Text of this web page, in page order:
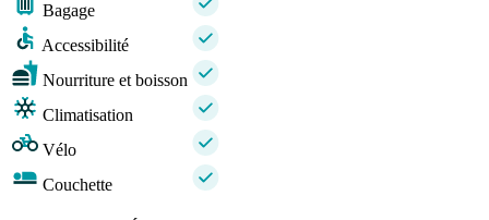
Bagage
Accessibilité
Nourriture et boisson
Climatisation
Vélo
Couchette